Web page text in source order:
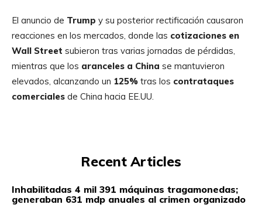
El anuncio de Trump y su posterior rectificación causaron
reacciones en los mercados, donde las cotizaciones en
Wall Street subieron tras varias jornadas de pérdidas,
mientras que los aranceles a China se mantuvieron
elevados, alcanzando un 125% tras los contrataques
comerciales de China hacia EE.UU.
Recent Articles
Inhabilitadas 4 mil 391 máquinas tragamonedas;
generaban 631 mdp anuales al crimen organizado